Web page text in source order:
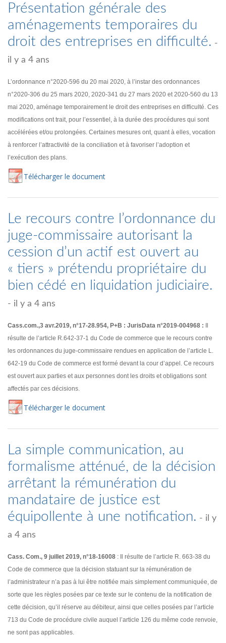
Présentation générale des
aménagements temporaires du
droit des entreprises en difficulté. -
il y a 4 ans
L’ordonnance n°2020-596 du 20 mai 2020, à l’instar des ordonnances
n°2020-306 du 25 mars 2020, 2020-341 du 27 mars 2020 et 2020-560 du 13
mai 2020, aménage temporairement le droit des entreprises en difficulté. Ces
modifications ont trait, pour l’essentiel, à la durée des procédures qui sont
accélérées et/ou prolongées. Certaines mesures ont, quant à elles, vocation
à renforcer l’attractivité de la conciliation et à favoriser l’adoption et
l’exécution des plans.
Télécharger le document
Le recours contre l’ordonnance du
juge-commissaire autorisant la
cession d’un actif est ouvert au
« tiers » prétendu propriétaire du
bien cédé en liquidation judiciaire.
- il y a 4 ans
Cass.com.,3 avr.2019, n°17-28.954, P+B : JurisData n°2019-004968 :
résulte de l’article R.642-37-1 du Code de commerce que le recours contre
les ordonnances du juge-commissaire rendues en application de l’article L.
642-19 du Code de commerce est formé devant la cour d’appel. Ce recours
est ouvert aux parties et aux personnes dont les droits et obligations sont
affectés par ces décisions.
Télécharger le document
La simple communication, au
formalisme atténué, de la décision
arrêtant la rémunération du
mandataire de justice est
équipollente à une notification. - il y
a 4 ans
Cass. Com., 9 juillet 2019, n°18-16008 : Il résulte de l’article R. 663-38 du
Code de commerce que la décision statuant sur la rémunération de
l’administrateur n’a pas à lui être notifiée mais simplement communiquée, de
sorte que les règles posées par ce texte sur le contenu de la notification de
cette décision, qu’il réserve au débiteur, ainsi que celles posées par l’article
713 du Code de procédure civile auquel l’article 126 du même code renvoie,
ne sont pas applicables.